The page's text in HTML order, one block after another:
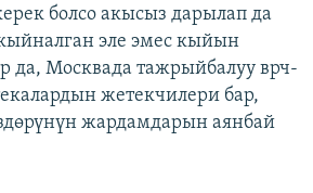
болсо акысыз дарылап да
эле эмес кыйын
да, Москвада тажрыйбалуу врч-
жетекчилери бар,
жардамдарын аянбай